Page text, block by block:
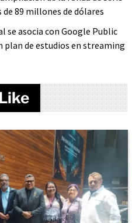
89 millones de dólares
se asocia con Google Public
plan de estudios en streaming